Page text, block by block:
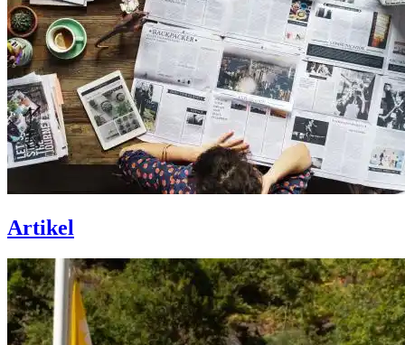
Artikel